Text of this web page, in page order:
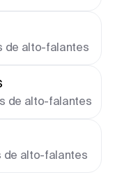
de alto-falantes
de alto-falantes
de alto-falantes